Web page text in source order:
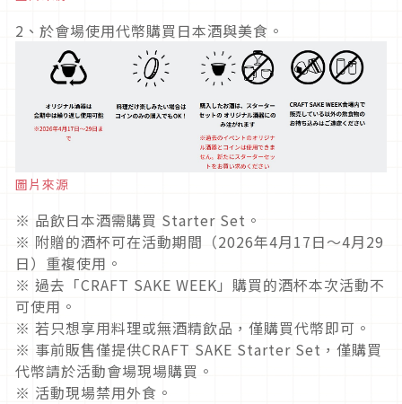
2、於會場使用代幣購買日本酒與美食。
圖片來源
※ 品飲日本酒需購買 Starter Set。
※ 附贈的酒杯可在活動期間（2026年4月17日～4月29
日）重複使用。
※ 過去「CRAFT SAKE WEEK」購買的酒杯本次活動不
可使用。
※ 若只想享用料理或無酒精飲品，僅購買代幣即可。
※ 事前販售僅提供CRAFT SAKE Starter Set，僅購買
代幣請於活動會場現場購買。
※ 活動現場禁用外食。